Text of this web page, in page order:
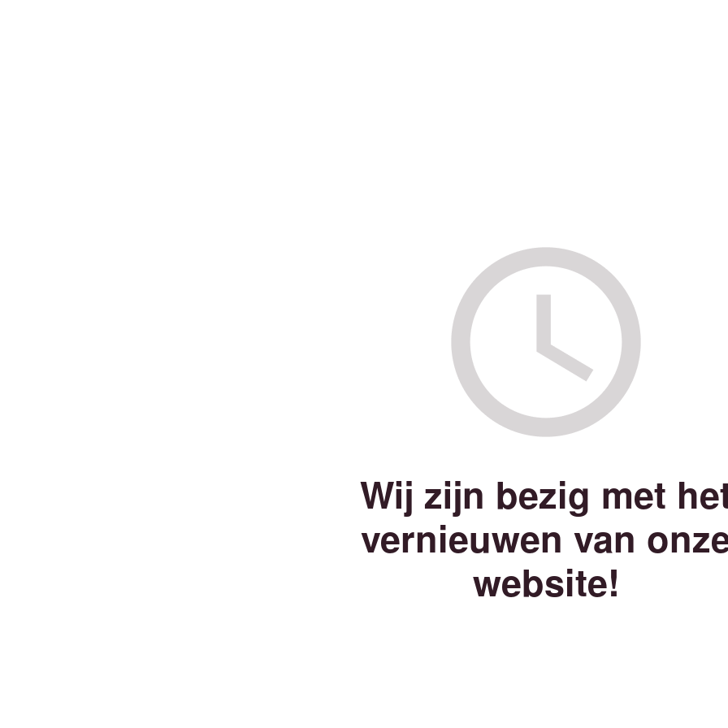
Wij zijn bezig met
vernieuwen van
website!